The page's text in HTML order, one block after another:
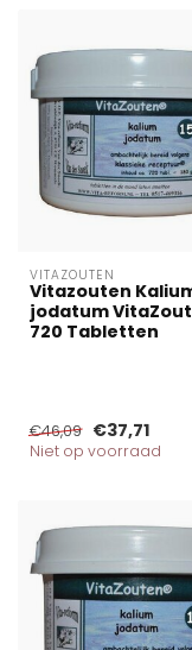
VITAZOUTEN
Vitazouten
jodatum VitaZout
720 Tabletten
€46,09 €37,71
Niet op voorraad